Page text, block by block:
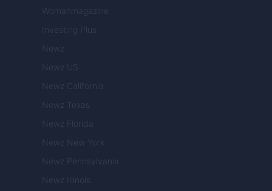
Womanmagazine
Investing Plus
Newz
Newz US
Newz California
Newz Texas
Newz Florida
Newz New York
Newz Pennsylvania
Newz Illinois